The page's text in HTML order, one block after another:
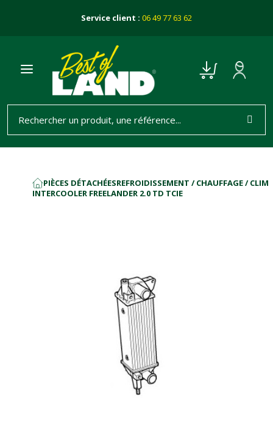
Service client : 06 49 77 63 62
ACCUEIL
PIÈCES DÉTACHÉESREFROIDISSEMENT / CHAUFFAGE / CLIM
INTERCOOLER FREELANDER 2.0 TD TCIE